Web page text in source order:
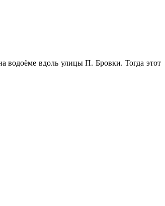
водоёме вдоль улицы П. Бровки. Тогда этот